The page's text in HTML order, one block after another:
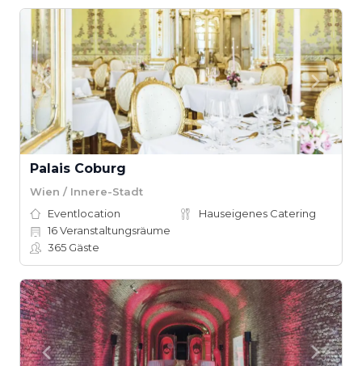
Palais Coburg
Wien / Innere-Stadt
Eventlocation
Hauseigenes Catering
16Veranstaltungsräume
365 Gäste